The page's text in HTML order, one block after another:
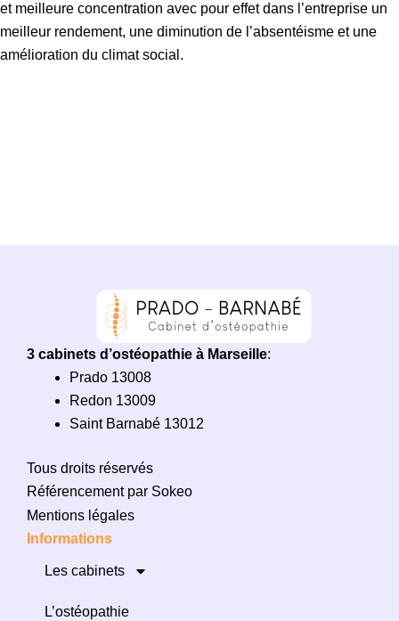
et meilleure concentration avec pour effet dans l’entreprise un
meilleur rendement, une diminution de l’absentéisme et une
amélioration du climat social.
3 cabinets d’ostéopathie à Marseille:
Prado 13008
Redon 13009
Saint Barnabé 13012
Tous droits réservés
Référencement par Sokeo
Mentions légales
Informations
Les cabinets
L’ostéopathie